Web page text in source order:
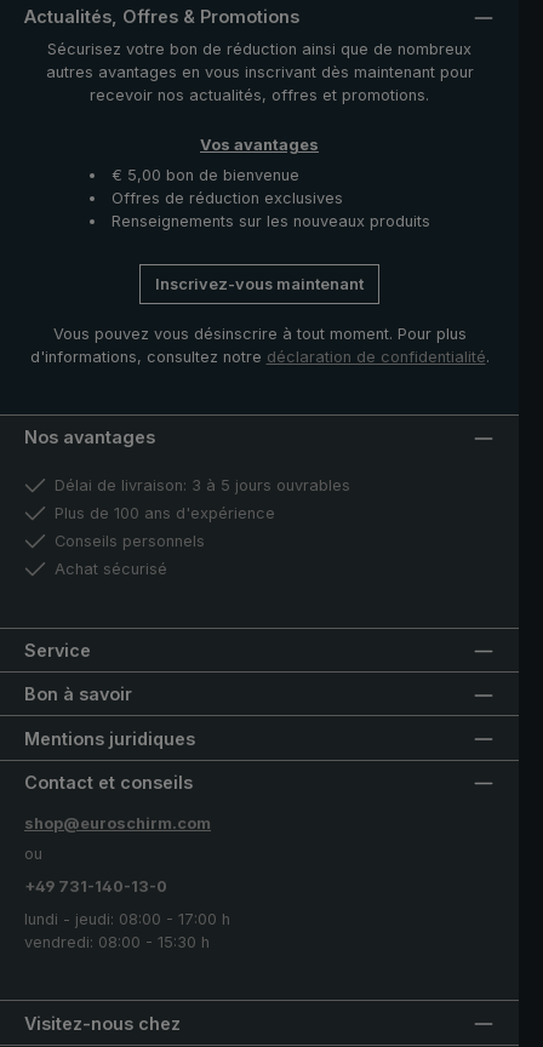
fournie protège la toile après séchage et complète ce
Actualités, Offres & Promotions
Sécurisez votre bon de réduction ainsi que de nombreux
autres avantages en vous inscrivant dès maintenant pour
recevoir nos actualités, offres et promotions.
Vos avantages
€ 5,00 bon de bienvenue
Offres de réduction exclusives
Renseignements sur les nouveaux produits
Inscrivez-vous maintenant
Vous pouvez vous désinscrire à tout moment. Pour plus
d'informations, consultez notre déclaration de confidentialité.
Nos avantages
Délai de livraison: 3 à 5 jours ouvrables
Plus de 100 ans d'expérience
Conseils personnels
Achat sécurisé
Service
Bon à savoir
Mentions juridiques
Visitez-nous chez
Contact et conseils
shop@euroschirm.com
ou
+49 731-140-13-0
lundi - jeudi: 08:00 - 17:00 h
vendredi: 08:00 - 15:30 h